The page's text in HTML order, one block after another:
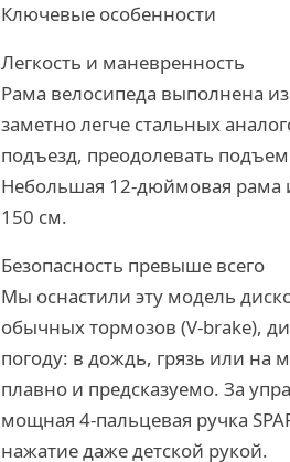
Ключевые особенности
Легкость и маневренность
Рама велосипеда выполнена
заметно легче стальных
подъезд, преодолевать
Небольшая 12-дюймовая рама
150 см.
Безопасность превыше всего
Мы оснастили эту модель
обычных тормозов (V-brake),
погоду: в дождь, грязь или на
плавно и предсказуемо. За
мощная 4-пальцевая ручка
нажатие даже детской рукой.